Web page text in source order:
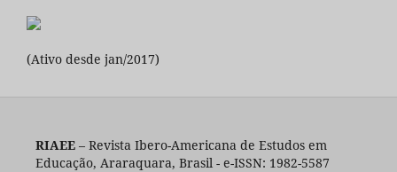
(Ativo desde jan/2017)
RIAEE– Revista Ibero-Americana de Estudos em
Educação, Araraquara, Brasil - e-ISSN: 1982-5587